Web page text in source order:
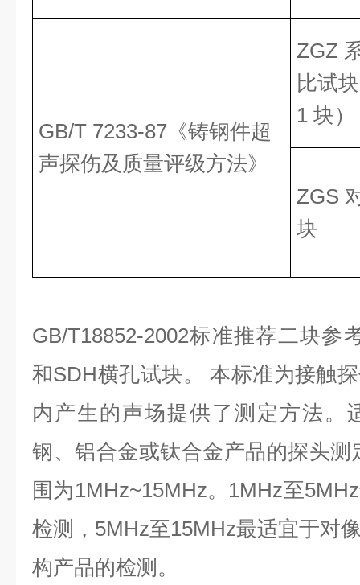
GB/T 7233-87《铸钢件超
声探伤及质量评级方法》
ZGZ
比试
1 块）
ZGS
块
GB/T18852-2002标准推荐二块参
和SDH横孔试块。
本标准为接触
内产生的声场提供了测定方法。
钢、铝合金或钛合金产品的探头测
围为1MHz~15MHz。 1MHz至5MHz
检测 ， 5MHz至15MHz最适宜于对
构产品的检测。